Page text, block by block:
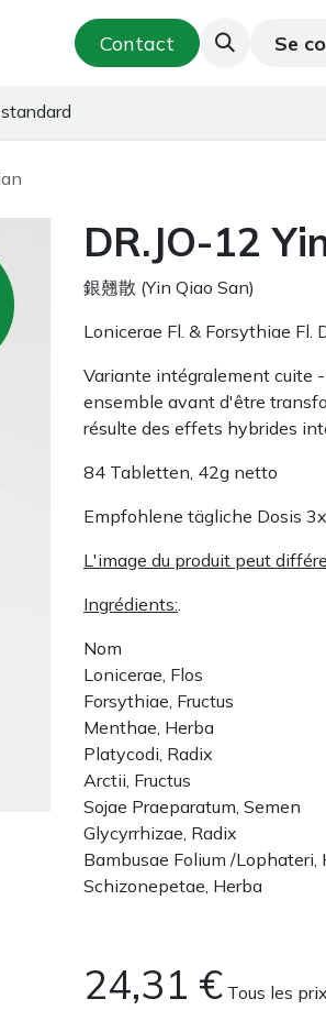
& Soins de la peau
Contact Se
DR.JO-12
銀翹散 (Yin Qiao San)
Lonicerae Fl. & Forsythiae Fl.
Variante intégralement cuite
ensemble avant d'être
résulte des effets hybrides
84 Tabletten, 42g netto
Empfohlene tägliche Dosis
L'image du produit peut
Ingrédients:
Nom
Lonicerae, Flos
Forsythiae, Fructus
Menthae, Herba
Platycodi, Radix
Arctii, Fructus
Sojae Praeparatum, Semen
Glycyrrhizae, Radix
Bambusae Folium /Lophateri,
Schizonepetae, Herba
24,31 € Tous les